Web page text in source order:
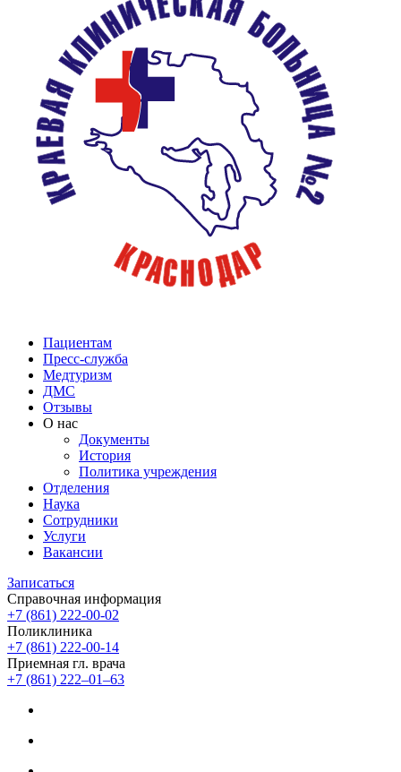
Пациентам
Пресс-служба
Медтуризм
ДМС
Отзывы
О нас
Документы
История
Политика учреждения
Отделения
Наука
Сотрудники
Услуги
Вакансии
Записаться
Справочная информация
+7 (861) 222-00-02
Поликлиника
+7 (861) 222-00-14
Приемная гл. врача
+7 (861) 222‒01‒63